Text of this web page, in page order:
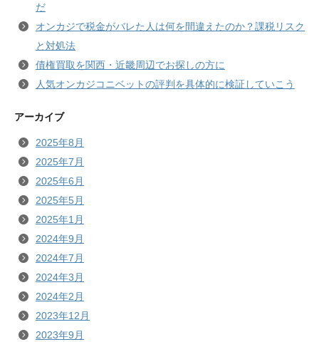
だ
オンカジで税金がバレた人は何を間違えたのか？課税リスク
と対処法
債権買取を関西・近畿周辺でお探しの方に
人気オンカジコニベットの評判を具体的に検証していこう
アーカイブ
2025年8月
2025年7月
2025年6月
2025年5月
2025年1月
2024年9月
2024年7月
2024年3月
2024年2月
2023年12月
2023年9月